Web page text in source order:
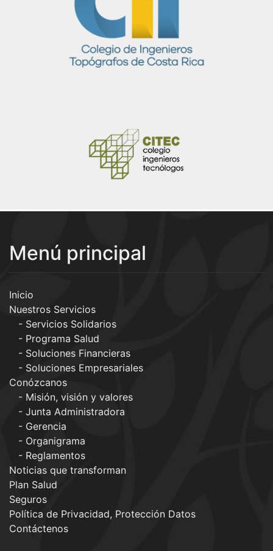
Menú principal
Inicio
Nuestros Servicios
Servicios Solidarios
Programa Salud
Soluciones Financieras
Soluciones Empresariales
Conózcanos
Misión, visión y valores
Junta Administradora
Gerencia
Organigrama
Reglamentos
Noticias que transforman
Plan Salud
Seguros
Política de Privacidad, Protección Datos
Contáctenos